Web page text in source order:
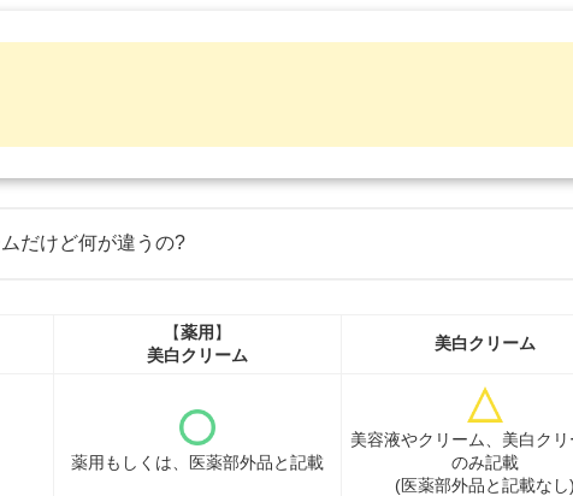
だけど何が違うの?
【薬用 】
美白クリーム
美白クリーム
薬用もしくは、医薬部外品と記載
美容液やクリーム、美白クリ
のみ記載
(医薬部外品と記載なし)